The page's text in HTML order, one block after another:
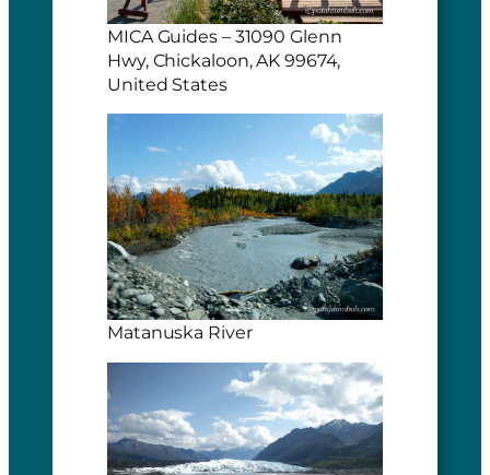
MICA Guides – 31090 Glenn
Hwy, Chickaloon, AK 99674,
United States
Matanuska River